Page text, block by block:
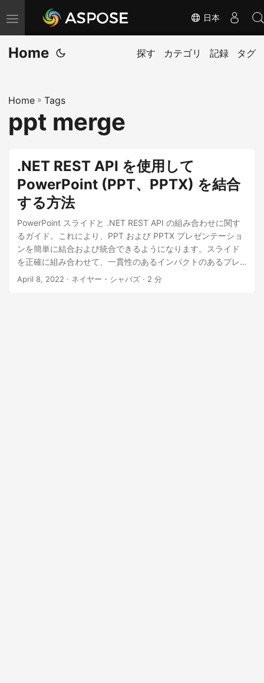
ナ
ビ
ゲ
ョ
ン
の
り
替
え
日本
Home 探す カテゴリ 記録 タグ
Home » Tags
ppt merge
.NET REST API を使用して
PowerPoint (PPT、PPTX) を結合
する方法
PowerPoint スライドと .NET REST API の組み合わせに関す
るガイド。これにより、PPT および PPTX プレゼンテーショ
ンを簡単に結合および統合できるようになります。スライド
を正確に組み合わせて、一貫性のあるインパクトのあるプレ
ゼンテーションを簡単に作成できることを体験してくださ
April 8, 2022 · ネイヤー・シャバズ · 2 分